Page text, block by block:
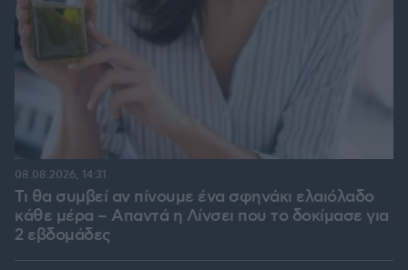
Τι θα συμβεί αν πίνουμε ένα σφηνάκι ελαιόλαδο
κάθε μέρα – Απαντά η Λίνσει που το δοκίμασε για
2 εβδομάδες
08.08.2026, 14:31